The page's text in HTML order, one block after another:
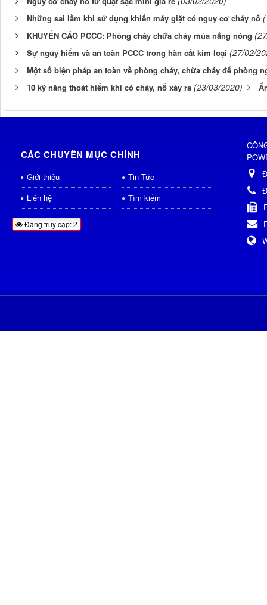
Những sai lầm khi sử dụng khiến máy giặt có nguy cơ cháy nổ
KHUYẾN CÁO PCCC: Phòng cháy chữa cháy mùa nắng nóng
Sự nguy hiểm và an toàn PCCC trong hàn cắt kim loại (27/02/
Một số biện pháp an toàn về phòng cháy, chữa cháy để phòng
10 kỹ năng thoát hiểm khi có cháy, nổ xảy ra (23/03/2020)
CÁC CHUYÊN MỤC CHÍNH
Giới thiệu
Tin Tức
Liên hệ
Tìm kiếm
Đang truy cập: 2